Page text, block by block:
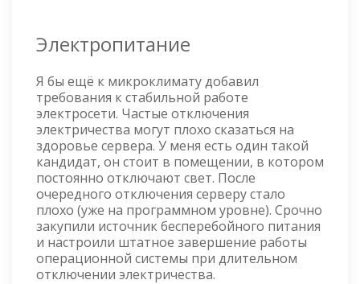
Электропитание
Я бы ещё к микроклимату добавил
требования к стабильной работе
электросети. Частые отключения
электричества могут плохо сказаться на
здоровье сервера. У меня есть один такой
кандидат, он стоит в помещении, в котором
постоянно отключают свет. После
очередного отключения серверу стало
плохо (уже на программном уровне). Срочно
закупили источник бесперебойного питания
и настроили штатное завершение работы
операционной системы при длительном
отключении электричества.